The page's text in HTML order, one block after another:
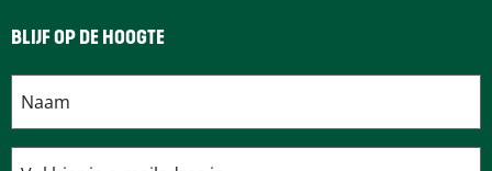
BLIJF OP DE HOOGTE